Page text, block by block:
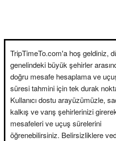
TripTimeTo.com'a hoş geldiniz,
genelindeki büyük şehirler
doğru mesafe hesaplama ve
süresi tahmini için tek durak
Kullanıcı dostu arayüzümüzle,
kalkış ve varış şehirlerinizi
mesafeleri ve uçuş sürelerini
öğrenebilirsiniz. Belirsizliklere